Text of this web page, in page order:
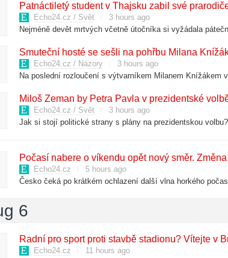
Patnáctiletý student v Thajsku zabil své
Echo24.cz / Svět
3 hours ago
Smuteční hosté se sešli na pohřbu Milana
Echo24.cz / Názory
3 hours ago
Miloš Zeman by Petra Pavla v prezidentské
Echo24.cz / Svět
3 hours ago
Počasí nabere o víkendu opět nový směr.
Echo24.cz
5 hours ago
6
Radní pro sport proti stavbě stadionu? Vítejte v
Echo24.cz
11 hours ago